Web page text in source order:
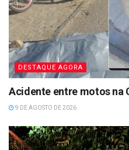
DESTAQUE AGORA
Acidente entre motos na
9 DE AGOSTO DE 2026